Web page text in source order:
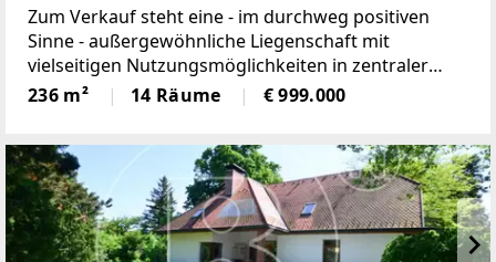
Zum Verkauf steht eine - im durchweg positiven
Sinne - außergewöhnliche Liegenschaft mit
vielseitigen Nutzungsmöglichkeiten in zentraler
Lage von Sieghartskirchen.Die Marktgemeinde mit
ca. 7.800 Einwohnern bietet
236 m² 14 Räume € 999.000